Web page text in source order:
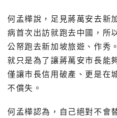
何孟樺說，足見蔣萬安去新
病首次出訪就跑去中國，所
公帑跑去新加坡旅遊、作秀
就只是為了讓蔣萬安市長能
僅讓市長信用破產、更是在
不償失。
何孟樺認為，自己絕對不會